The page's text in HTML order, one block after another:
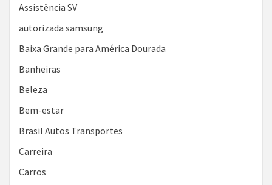
Assistência SV
autorizada samsung
Baixa Grande para América Dourada
Banheiras
Beleza
Bem-estar
Brasil Autos Transportes
Carreira
Carros